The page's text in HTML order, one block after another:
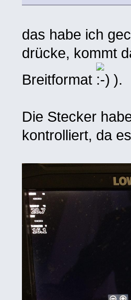
das habe ich
drücke, kommt
Breitformat
).
Die Stecker
kontrolliert, da